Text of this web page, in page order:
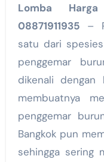
Lomba
08871911935 –
satu dari
penggemar
dikenali dengan
membuatnya
penggemar
Bangkok pun
sehingga sering